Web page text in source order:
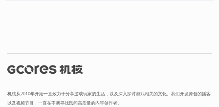
机核从2010年开始一直致力于分享游戏玩家的生活，以及深入探讨游戏相关的文化。我们开发原创的播客
以及视频节目，一直在不断寻找民间高质量的内容创作者。